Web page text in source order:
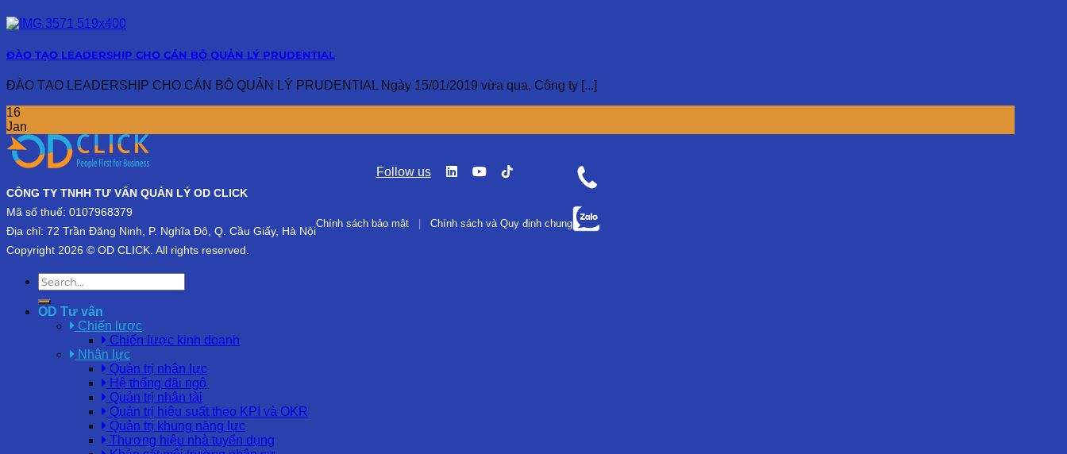
ĐÀO TẠO LEADERSHIP CHO CÁN BỘ QUẢN LÝ PRUDENTIAL
ĐÀO TẠO LEADERSHIP CHO CÁN BỘ QUẢN LÝ PRUDENTIAL Ngày 15/01/2019 vừa qua, Công ty [...]
16
Jan
CÔNG TY TNHH TƯ VẤN QUẢN LÝ OD CLICK
Mã số thuế: 0107968379
Địa chỉ: 72 Trần Đăng Ninh, P. Nghĩa Đô, Q. Cầu Giấy, Hà Nội
Copyright 2026 © OD CLICK. All rights reserved.
Follow us
Chính sách bảo mật Chính sách và Quy định chung
OD Tư vấn
Chiến lược
Chiến lược kinh doanh
Nhân lực
Quản trị nhân lực
Hệ thống đãi ngộ
Quản trị nhân tài
Quản trị hiệu suất theo KPI và OKR
Quản trị khung năng lực
Thương hiệu nhà tuyển dụng